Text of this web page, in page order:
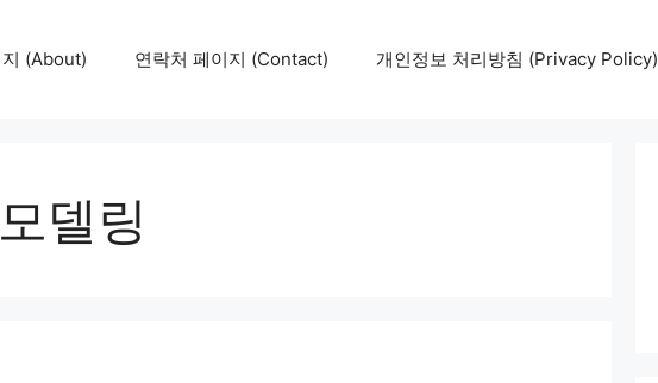
(About) 연락처 페이지 (Contact) 개인정보 처리방침 (Privacy Policy)
델링